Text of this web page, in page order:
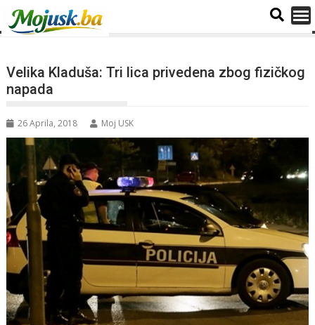
Velika Kladuša: Tri lica privedena zbog fizičkog
napada
26 Aprila, 2018 Moj USK